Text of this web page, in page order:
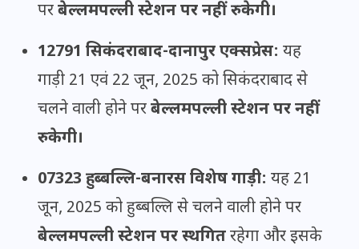
परबेल्लमपल्ली स्टेशन पर नहीं रुकेगी।
12791 सिकंदराबाद-दानापुर एक्सप्रेस: यह
गाड़ी 21 एवं 22 जून, 2025 को सिकंदराबाद से
चलने वाली होने परबेल्लमपल्ली स्टेशन पर नहीं
रुकेगी।
07323 हुब्बल्लि-बनारस विशेष गाड़ी: यह 21
जून, 2025 को हुब्बल्लि से चलने वाली होने पर
बेल्लमपल्ली स्टेशन पर स्थगितरहेगा और इसके